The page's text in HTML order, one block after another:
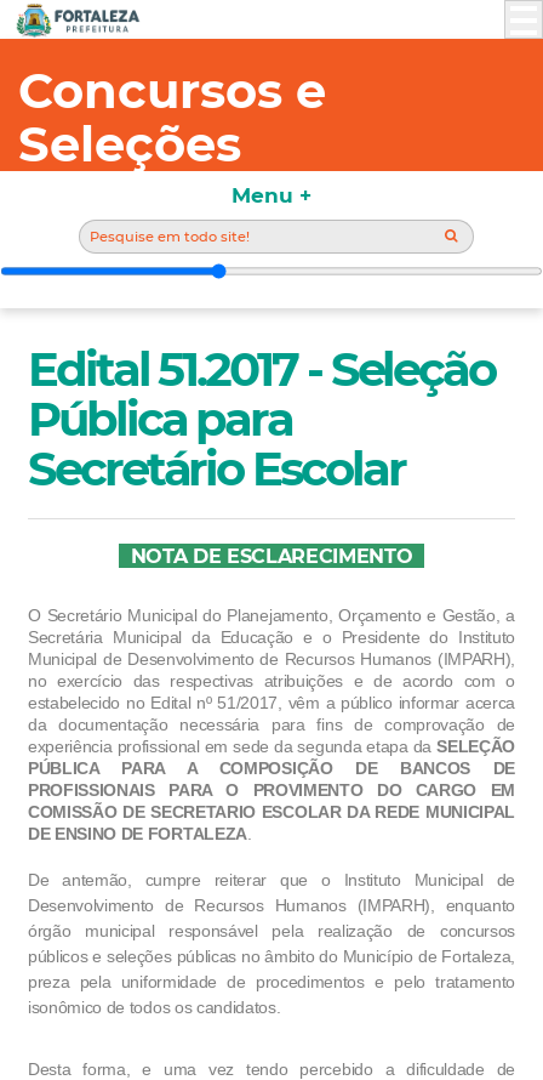
Concursos e
Seleções
Edital 51.2017 - Seleção
Pública para
Secretário Escolar
NOTA DE ESCLARECIMENTO
O Secretário Municipal do Planejamento, Orçamento e Gestão, a
Secretária Municipal da Educação e o Presidente do Instituto
Municipal de Desenvolvimento de Recursos Humanos (IMPARH),
no exercício das respectivas atribuições e de acordo com o
estabelecido no Edital nº 51/2017, vêm a público informar acerca
da documentação necessária para fins de comprovação de
experiência profissional em sede da segunda etapa daSELEÇÃO
PÚBLICA PARA A COMPOSIÇÃO DE BANCOS DE
PROFISSIONAIS PARA O PROVIMENTO DO CARGO EM
COMISSÃO DE SECRETARIO ESCOLAR DA REDE MUNICIPAL
DE ENSINO DE FORTALEZA.
De antemão, cumpre reiterar que o Instituto Municipal de
Desenvolvimento de Recursos Humanos (IMPARH), enquanto
órgão municipal responsável pela realização de concursos
públicos e seleções públicas no âmbito do Município de Fortaleza,
preza pela uniformidade de procedimentos e pelo tratamento
isonômico de todos os candidatos.
Desta forma, e uma vez tendo percebido a dificuldade de